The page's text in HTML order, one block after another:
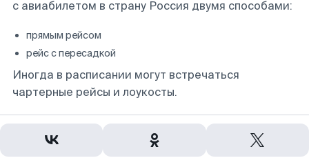
с авиабилетом в страну Россия двумя способами:
прямым рейсом
рейс с пересадкой
Иногда в расписании могут встречаться
чартерные рейсы и лоукосты.